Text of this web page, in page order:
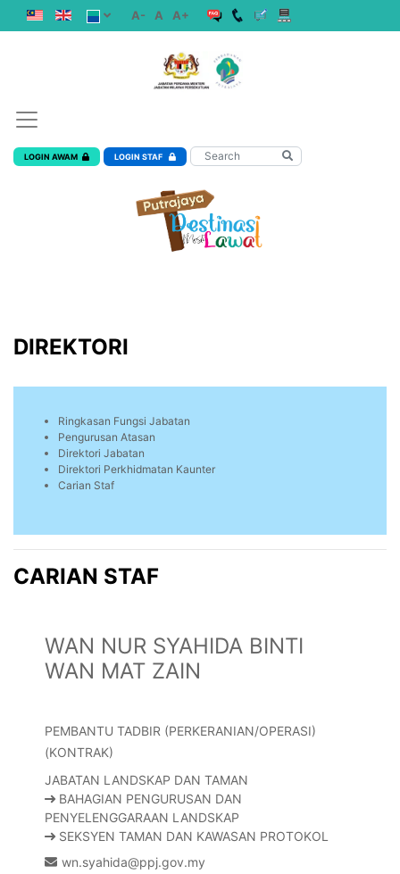
A- A A+
LOGIN AWAM LOGIN STAF
DIREKTORI
Ringkasan Fungsi Jabatan
Pengurusan Atasan
Direktori Jabatan
Direktori Perkhidmatan Kaunter
Carian Staf
CARIAN STAF
WAN NUR SYAHIDA BINTI
WAN MAT ZAIN
PEMBANTU TADBIR (PERKERANIAN/OPERASI)
(KONTRAK)
JABATAN LANDSKAP DAN TAMAN
BAHAGIAN PENGURUSAN DAN
PENYELENGGARAAN LANDSKAP
SEKSYEN TAMAN DAN KAWASAN PROTOKOL
wn.syahida@ppj.gov.my